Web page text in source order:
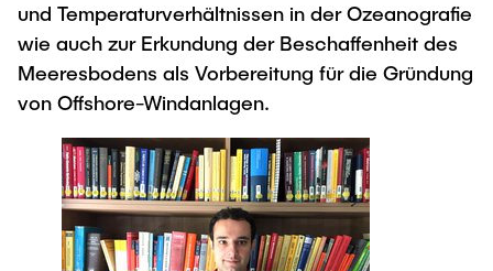
und Temperaturverhältnissen in der Ozeanografie
wie auch zur Erkundung der Beschaffenheit des
Meeresbodens als Vorbereitung für die Gründung
von Offshore-Windanlagen.